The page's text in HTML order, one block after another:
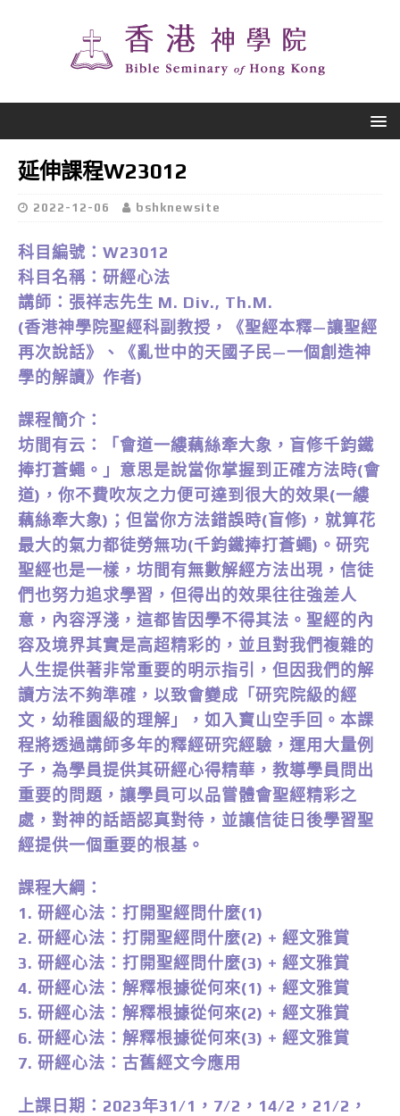
延伸課程W23012
2022-12-06 bshknewsite
科目編號：W23012
科目名稱：研經心法
講師：張祥志先生 M. Div., Th.M.
(香港神學院聖經科副教授，《聖經本釋—讓聖經
再次說話》、《亂世中的天國子民—一個創造神
學的解讀》作者)
課程簡介：
坊間有云：「會道一縷藕絲牽大象，盲修千鈞鐵
捧打蒼蠅。」意思是說當你掌握到正確方法時(會
道)，你不費吹灰之力便可達到很大的效果(一縷
藕絲牽大象)；但當你方法錯誤時(盲修)，就算花
最大的氣力都徒勞無功(千鈞鐵捧打蒼蠅)。研究
聖經也是一樣，坊間有無數解經方法出現，信徒
們也努力追求學習，但得出的效果往往強差人
意，內容浮淺，這都皆因學不得其法。聖經的內
容及境界其實是高超精彩的，並且對我們複雜的
人生提供著非常重要的明示指引，但因我們的解
讀方法不夠準確，以致會變成「研究院級的經
文，幼稚園級的理解」，如入寶山空手回。本課
程將透過講師多年的釋經研究經驗，運用大量例
子，為學員提供其研經心得精華，教導學員問出
重要的問題，讓學員可以品嘗體會聖經精彩之
處，對神的話語認真對待，並讓信徒日後學習聖
經提供一個重要的根基。
課程大綱：
1. 研經心法：打開聖經問什麼(1)
2. 研經心法：打開聖經問什麼(2) + 經文雅賞
3. 研經心法：打開聖經問什麼(3) + 經文雅賞
4. 研經心法：解釋根據從何來(1) + 經文雅賞
5. 研經心法：解釋根據從何來(2) + 經文雅賞
6. 研經心法：解釋根據從何來(3) + 經文雅賞
7. 研經心法：古舊經文今應用
上課日期：2023年31/1，7/2，14/2，21/2，